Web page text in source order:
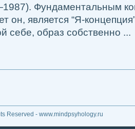
Фундаментальным
он, является “Я-
себе, образ собственно ...
Reserved - www.mindpsyhology.ru